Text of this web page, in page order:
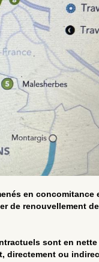
en concomitance
de renouvellement
sont en
directement ou